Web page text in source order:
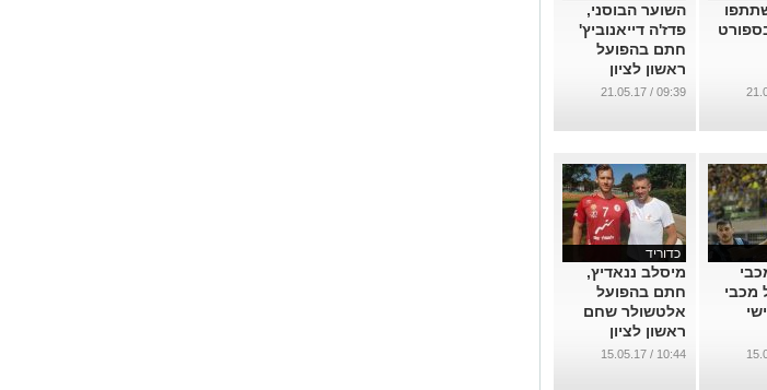
השוער הבוסני,
פדז'ה דייאנוביץ'
חתם בהפועל
ראשון לציון
...
09:39 / 21.05.17
מכבי
כדוריד
מיסלב ננאדיץ,
חתם בהפועל
אלטשולר שחם
ראשון לציון
...
10:44 / 15.05.17